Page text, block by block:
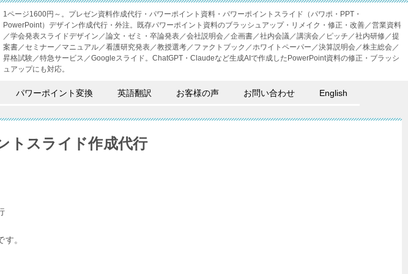
1ページ1600円～。プレゼン資料作成代行・パワーポイント資料・パワーポイントスライド（パワポ・PPT・
PowerPoint）デザイン作成代行・外注。既存パワーポイント資料のブラッシュアップ・リメイク・修正・改善／営業資料
／学会発表スライドデザイン／論文・ゼミ・卒論発表／会社説明会／企画書／社内会議／講演会／ピッチ／社内研修／提
案書／セミナー／マニュアル／看護研究発表／教授選考／ファクトブック／ホワイトペーパー／決算説明会／株主総会／
昇格試験／特急サービス／Googleスライド。ChatGPT・Claudeなど生成AIで作成したPowerPoint資料の修正・ブラッシ
ュアップにも対応。
パワーポイント変換 英語翻訳 お客様の声 お問い合わせ English
トスライド作成代行
。